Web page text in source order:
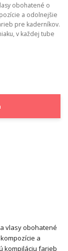
obohatené o
a odolnejšie
pre kaderníkov.
v každej tube
vlasy obohatené
a
kompiláciu farieb